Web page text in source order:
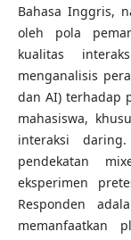
Bahasa Inggris,
oleh pola
kualitas
menganalisis
dan AI) terhadap
mahasiswa,
interaksi
pendekatan
eksperimen
Responden
memanfaatkan